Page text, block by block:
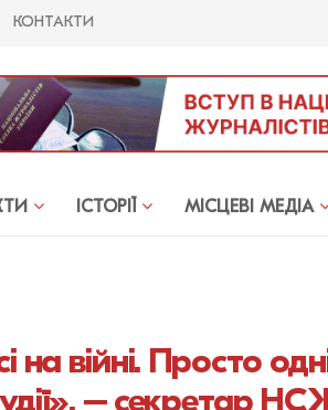
КОНТАКТИ
ІСТОРІЇ МIСЦЕВI МЕДIА
війні. Просто
– секретар